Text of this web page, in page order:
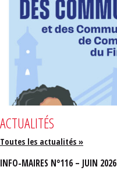
ACTUALITÉS
Toutes les actualités »
INFO-MAIRES N°116 – JUIN 2026